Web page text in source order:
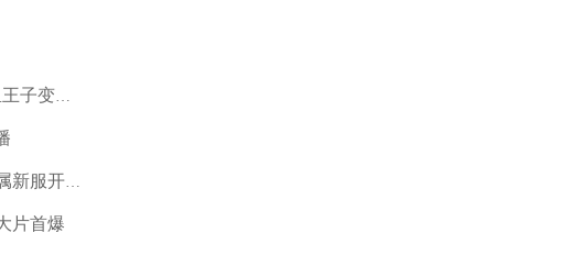
《我才不要和人类恋爱呢》定档8月14日 人鱼王子变身恐
杨颖亲临江湖！《剑侠世界3》Angelababy专属新服开启
片首爆